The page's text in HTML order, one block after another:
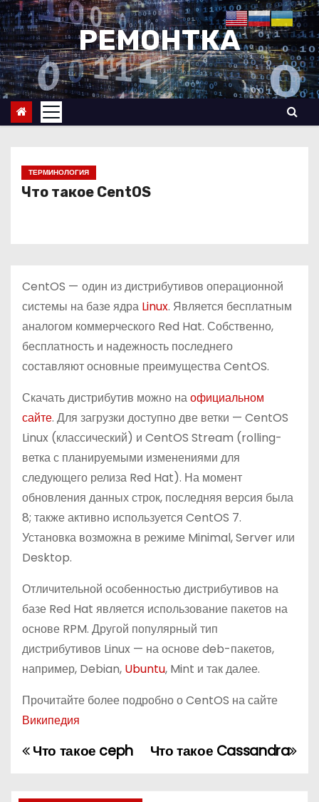
П
е
р
е
й
и
РЕМОНТКА
ТЕРМИНОЛОГИЯ
Что такое CentOS
CentOS — один из дистрибутивов операционной
системы на базе ядра Linux. Является бесплатным
аналогом коммерческого Red Hat. Собственно,
бесплатность и надежность последнего
составляют основные преимущества CentOS.
Скачать дистрибутив можно наофициальном
сайте. Для загрузки доступно две ветки — CentOS
Linux (классический) и CentOS Stream (rolling-
ветка с планируемыми изменениями для
следующего релиза Red Hat). На момент
обновления данных строк, последняя версия была
8; также активно используется CentOS 7.
Установка возможна в режиме Minimal, Server или
Desktop.
Отличительной особенностью дистрибутивов на
базе Red Hat является использование пакетов на
основе RPM. Другой популярный тип
дистрибутивов Linux — на основе deb-пакетов,
например, Debian, Ubuntu, Mint и так далее.
Прочитайте более подробно о CentOS на сайте
Википедия
Н
Что такое Cassandra
Что такое ceph